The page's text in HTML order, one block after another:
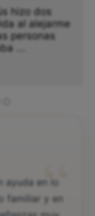
hizo dos
al alejarme
personas
...
“
ayuda en lo
familiar y en